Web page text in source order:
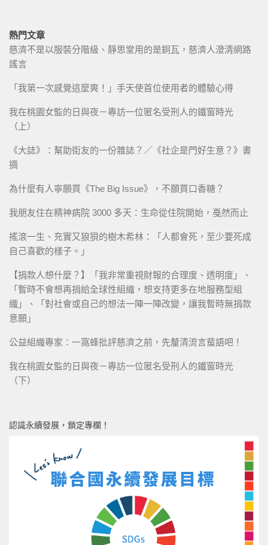
熱門文章
慈濟不是以服裝分階級、靜思堂用的是銅瓦，慈濟人澄清網路
謠言
「我第一次感覺這麼爽！」手天使首位使用者的體驗心得
我在桃園女監的日與夜－專訪一位匿名受刑人的鐵窗時光
（上）
《大誌》：幫助街友的一份雜誌？／《社企是門好生意？》書
摘
為什麼有人寧願買《The Big Issue》，不願買口香糖？
我朋友住在精神病院 3000 多天：生命從住院開始，戞然而止
搖滾一生、充實又狼狽的樹木希林：「人都會死，至少要死成
自己喜歡的樣子。」
【捐款人想什麼？】「我非常重視財報的合理度、透明度」、
「暫時不會想再捐給全球性組織，想支持更多在地服務型組
織」、「對社會或自己的想法一陣一陣改變，讓我暫時無捐款
意願」
公益組織專家：一窩蜂批評慈濟之前，先釐清流言蜚語吧！
我在桃園女監的日與夜－專訪一位匿名受刑人的鐵窗時光
（下）
認識永續發展，鎖定專欄！